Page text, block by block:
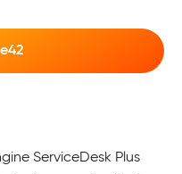
ServiceDesk Plus